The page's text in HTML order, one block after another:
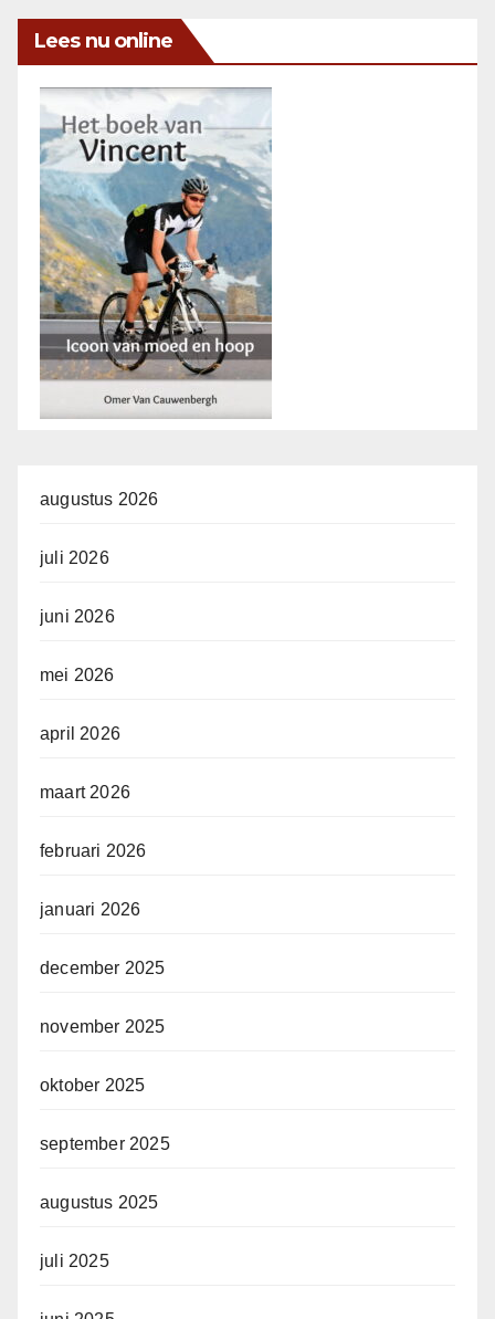
Lees nu online
augustus 2026
juli 2026
juni 2026
mei 2026
april 2026
maart 2026
februari 2026
januari 2026
december 2025
november 2025
oktober 2025
september 2025
augustus 2025
juli 2025